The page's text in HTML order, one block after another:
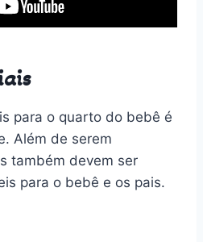
para o quarto do bebê é
Além de serem
também devem ser
para o bebê e os pais.